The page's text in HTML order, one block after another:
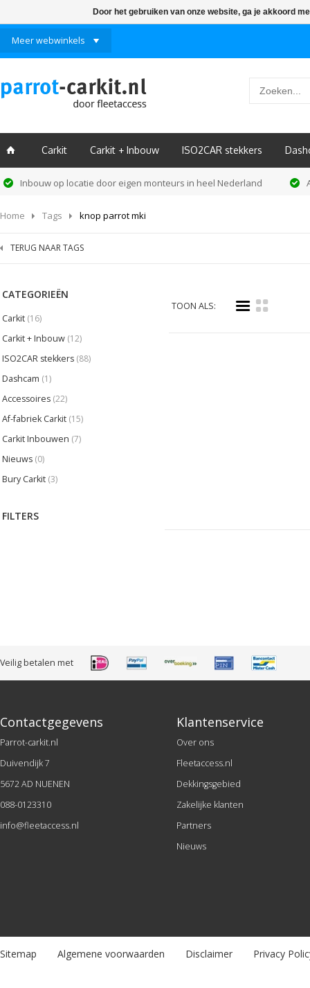
Meer webwinkels
ï Carkit Carkit + Inbouw ISO2CAR stekkers
Inbouw op locatie door eigen monteurs in heel Nederland
Home Tags knop parrot mki
TERUG NAAR TAGS
CATEGORIEËN
Carkit (16)
Carkit + Inbouw (12)
ISO2CAR stekkers (88)
Dashcam (1)
Accessoires (22)
Af-fabriek Carkit (15)
Carkit Inbouwen (7)
Nieuws (0)
Bury Carkit (3)
FILTERS
TOON ALS: i k
Veilig betalen met
Contactgegevens
Parrot-carkit.nl
Duivendijk 7
5672 AD NUENEN
088-0123310
info@fleetaccess.nl
Klantenservice
Over ons
Fleetaccess.nl
Dekkingsgebied
Zakelijke klanten
Partners
Nieuws
Sitemap Algemene voorwaarden Disclaimer Privacy
Door het gebruiken van onze website, ga je akkoord